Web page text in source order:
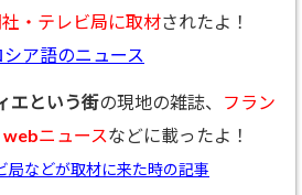
・テレビ局に取材されたよ！
シア語のニュース
エという街の現地の雑誌、
フラン
ニュース などに載ったよ！
局などが取材に来た時の記事